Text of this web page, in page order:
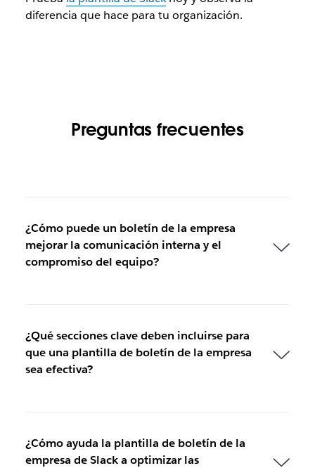
diferencia que hace para tu organización.
Preguntas frecuentes
¿Cómo puede un boletín de la empresa
mejorar la comunicación interna y el
compromiso del equipo?
¿Qué secciones clave deben incluirse para
que una plantilla de boletín de la empresa
sea efectiva?
¿Cómo ayuda la plantilla de boletín de la
empresa de Slack a optimizar las